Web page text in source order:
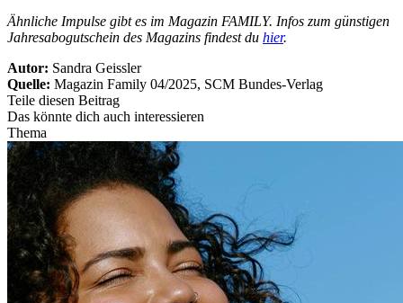
Ähnliche Impulse gibt es im Magazin FAMILY. Infos zum günstigen
Jahresabogutschein des Magazins findest du hier.
Autor: Sandra Geissler
Quelle: Magazin Family 04/2025, SCM Bundes-Verlag
Teile diesen Beitrag
Das könnte dich auch interessieren
Thema